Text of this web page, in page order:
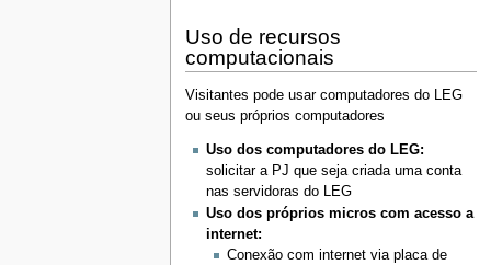
Uso de recursos
computacionais
Visitantes pode usar computadores do LEG
ou seus próprios computadores
Uso dos computadores do LEG:
solicitar a PJ que seja criada uma conta
nas servidoras do LEG
Uso dos próprios micros com acesso a
internet:
Conexão com internet via placa de